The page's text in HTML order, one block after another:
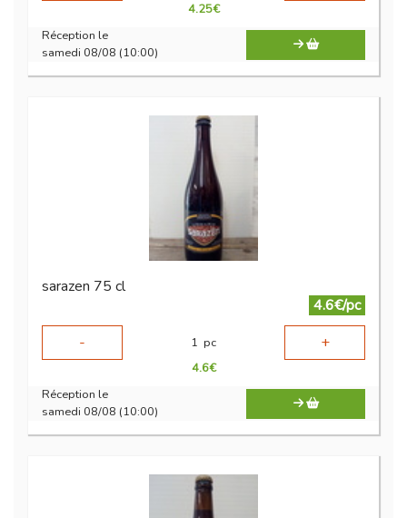
4.25€
Réception le
samedi 08/08 (10:00)
sarazen 75 cl
4.6€/pc
-
1 pc +
4.6€
Réception le
samedi 08/08 (10:00)